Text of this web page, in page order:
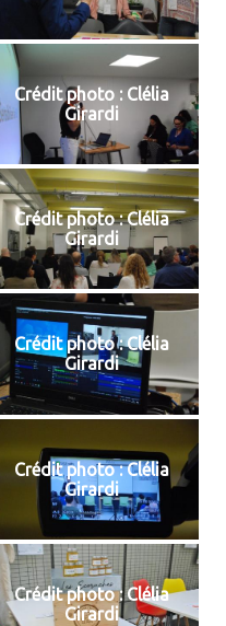
Crédit photo : Clélia
Girardi
Crédit photo : Clélia
Girardi
Crédit photo : Clélia
Girardi
Crédit photo : Clélia
Girardi
Crédit photo : Clélia
Girardi